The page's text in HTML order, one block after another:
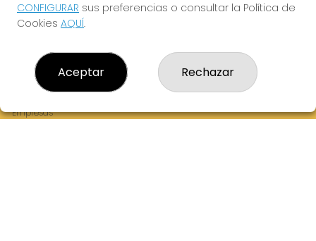
¿Quiénes somos?
Comprar lotería
Resultados
Empresas
CONFIGURAR sus preferencias o consultar la Política de
Cookies AQUÍ.
Aceptar Rechazar